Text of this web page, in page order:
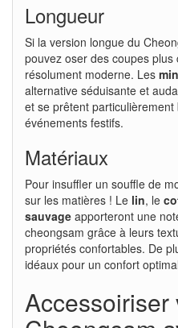
Longueur
Si la version longue du
pouvez oser des coupes
résolument moderne. Les
alternative séduisante et
et se prêtent
événements festifs.
Matériaux
Pour insuffler un souffle de
sur les matières ! Le lin, le
sauvage apporteront une
cheongsam grâce à leurs
propriétés confortables. De
idéaux pour un confort
Accessoiriser